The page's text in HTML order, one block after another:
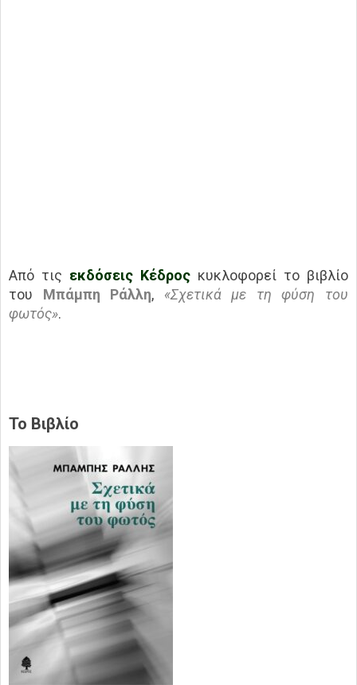
Από τις εκδόσεις Κέδρος κυκλοφορεί το βιβλίο
του Μπάμπη Ράλλη, «Σχετικά με τη φύση του
φωτός».
Το Βιβλίο